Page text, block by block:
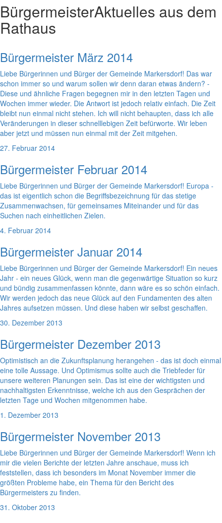
BürgermeisterAktuelles aus dem
Rathaus
Bürgermeister März 2014
Liebe Bürgerinnen und Bürger der Gemeinde Markersdorf! Das war
schon immer so und warum sollen wir denn daran etwas ändern? -
Diese und ähnliche Fragen begegnen mir in den letzten Tagen und
Wochen immer wieder. Die Antwort ist jedoch relativ einfach. Die Zeit
bleibt nun einmal nicht stehen. Ich will nicht behaupten, dass ich alle
Veränderungen in dieser schnelllebigen Zeit befürworte. Wir leben
aber jetzt und müssen nun einmal mit der Zeit mitgehen.
27. Februar 2014
Bürgermeister Februar 2014
Liebe Bürgerinnen und Bürger der Gemeinde Markersdorf! Europa -
das ist eigentlich schon die Begriffsbezeichnung für das stetige
Zusammenwachsen, für gemeinsames Miteinander und für das
Suchen nach einheitlichen Zielen.
4. Februar 2014
Bürgermeister Januar 2014
Liebe Bürgerinnen und Bürger der Gemeinde Markersdorf! Ein neues
Jahr - ein neues Glück, wenn man die gegenwärtige Situation so kurz
und bündig zusammenfassen könnte, dann wäre es so schön einfach.
Wir werden jedoch das neue Glück auf den Fundamenten des alten
Jahres aufsetzen müssen. Und diese haben wir selbst geschaffen.
30. Dezember 2013
Bürgermeister Dezember 2013
Optimistisch an die Zukunftsplanung herangehen - das ist doch einmal
eine tolle Aussage. Und Optimismus sollte auch die Triebfeder für
unsere weiteren Planungen sein. Das ist eine der wichtigsten und
nachhaltigsten Erkenntnisse, welche ich aus den Gesprächen der
letzten Tage und Wochen mitgenommen habe.
1. Dezember 2013
Bürgermeister November 2013
Liebe Bürgerinnen und Bürger der Gemeinde Markersdorf! Wenn ich
mir die vielen Berichte der letzten Jahre anschaue, muss ich
feststellen, dass ich besonders im Monat November immer die
größten Probleme habe, ein Thema für den Bericht des
Bürgermeisters zu finden.
31. Oktober 2013